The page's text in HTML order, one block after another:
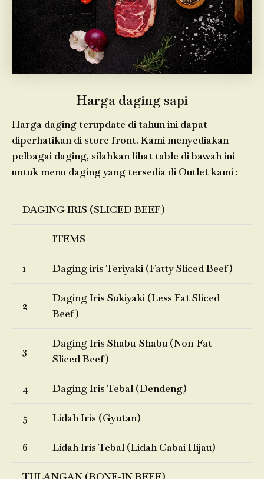
Harga daging sapi
Harga daging terupdate di tahun ini dapat
diperhatikan di store front. Kami menyediakan
pelbagai daging, silahkan lihat table di bawah ini
untuk menu daging yang tersedia di Outlet kami :
DAGING IRIS (SLICED BEEF)
ITEMS
1 Daging iris Teriyaki (Fatty Sliced Beef)
2
Daging Iris Sukiyaki (Less Fat Sliced
Beef)
3
Daging Iris Shabu-Shabu (Non-Fat
Sliced Beef)
4 Daging Iris Tebal (Dendeng)
5 Lidah Iris (Gyutan)
6 Lidah Iris Tebal (Lidah Cabai Hijau)